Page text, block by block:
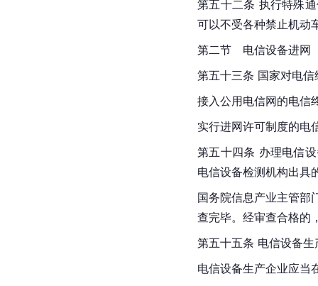
第五十二条 执行特殊
可以不受各种禁止机动
第二节　电信设备进网
第五十三条 国家对电信
接入公用电信网的电信
实行进网许可制度的电
第五十四条 办理电信
电信设备检测机构出具
国务院信息产业主管部
查完毕。经审查合格的
第五十五条 电信设备
电信设备生产企业应当